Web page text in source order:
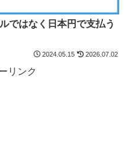
ではなく日本円で支払う
2024.05.15 2026.07.02
リンク